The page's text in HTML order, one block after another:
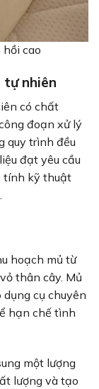
cao
tự nhiên
có chất
đoạn xử lý
quy trình đều
đạt yêu cầu
tính kỹ thuật
hoạch mủ từ
thân cây. Mủ
dụng cụ chuyên
hạn chế tình
một lượng
lượng và tạo